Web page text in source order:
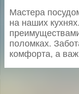
Мастера
на наших
поломках.
комфорта, а